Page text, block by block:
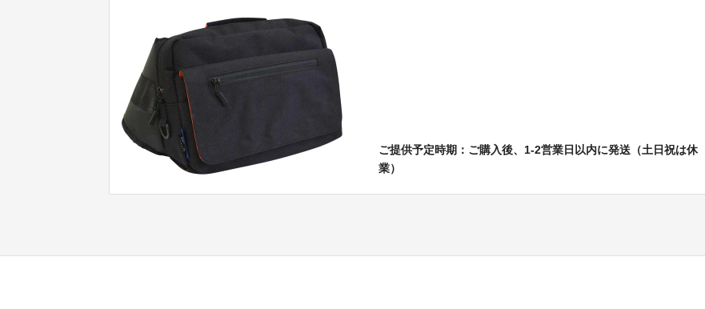
ご提供予定時期：ご購入後、1-2営業日以内に発送（土日祝は休
業）